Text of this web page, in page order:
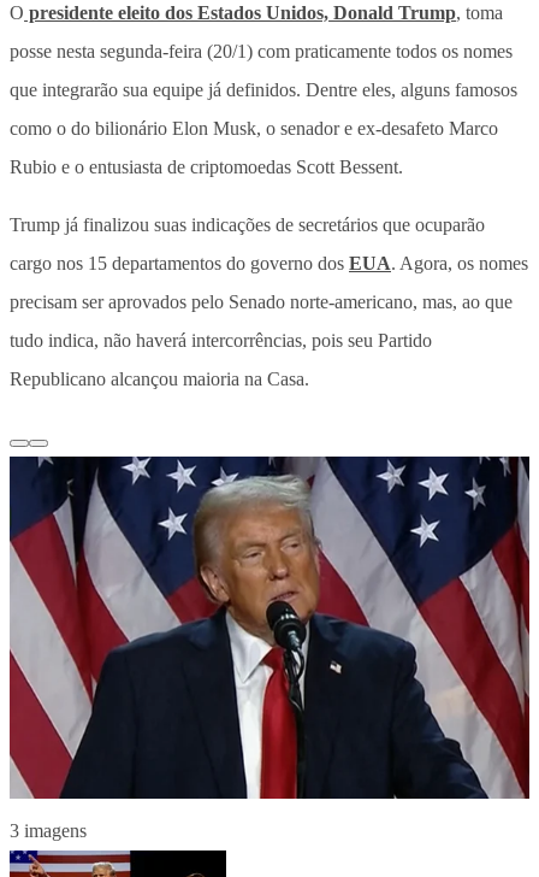
O presidente eleito dos Estados Unidos, Donald Trump, toma
posse nesta segunda-feira (20/1) com praticamente todos os nomes
que integrarão sua equipe já definidos. Dentre eles, alguns famosos
como o do bilionário Elon Musk, o senador e ex-desafeto Marco
Rubio e o entusiasta de criptomoedas Scott Bessent.
Trump já finalizou suas indicações de secretários que ocuparão
cargo nos 15 departamentos do governo dos EUA. Agora, os nomes
precisam ser aprovados pelo Senado norte-americano, mas, ao que
tudo indica, não haverá intercorrências, pois seu Partido
Republicano alcançou maioria na Casa.
3 imagens